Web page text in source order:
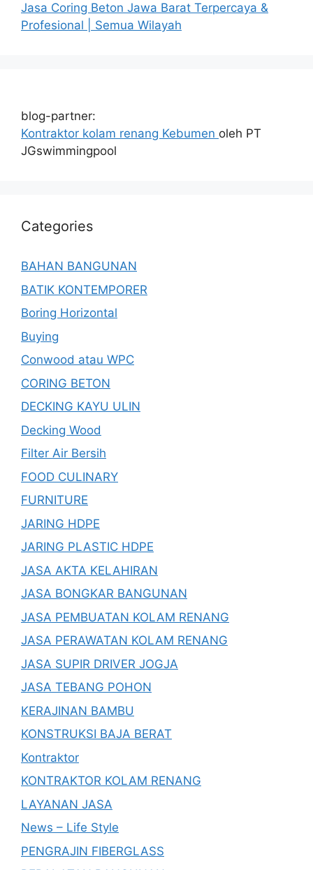
Jasa Coring Beton Jawa Barat Terpercaya &
Profesional | Semua Wilayah
blog-partner:
Kontraktor kolam renang Kebumen oleh PT
JGswimmingpool
Categories
BAHAN BANGUNAN
BATIK KONTEMPORER
Boring Horizontal
Buying
Conwood atau WPC
CORING BETON
DECKING KAYU ULIN
Decking Wood
Filter Air Bersih
FOOD CULINARY
FURNITURE
JARING HDPE
JARING PLASTIC HDPE
JASA AKTA KELAHIRAN
JASA BONGKAR BANGUNAN
JASA PEMBUATAN KOLAM RENANG
JASA PERAWATAN KOLAM RENANG
JASA SUPIR DRIVER JOGJA
JASA TEBANG POHON
KERAJINAN BAMBU
KONSTRUKSI BAJA BERAT
Kontraktor
KONTRAKTOR KOLAM RENANG
LAYANAN JASA
News – Life Style
PENGRAJIN FIBERGLASS